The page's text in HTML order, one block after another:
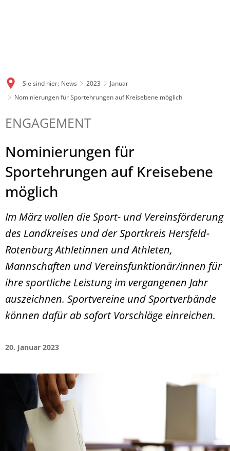
Sie sind hier: News 2023
Januar
Nominierungen für Sportehrungen auf Kreisebene möglich
ENGAGEMENT
Nominierungen für
Sportehrungen auf Kreisebene
möglich
Im März wollen die Sport- und Vereinsförderung
des Landkreises und der Sportkreis Hersfeld-
Rotenburg Athletinnen und Athleten,
Mannschaften und Vereinsfunktionär/innen für
ihre sportliche Leistung im vergangenen Jahr
auszeichnen. Sportvereine und Sportverbände
können dafür ab sofort Vorschläge einreichen.
20. Januar 2023